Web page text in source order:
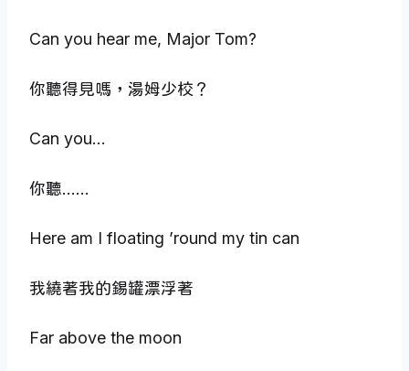
Can you hear me, Major Tom?
你聽得見嗎，湯姆少校？
Can you…
你聽……
Here am I floating ’round my tin can
我繞著我的錫罐漂浮著
Far above the moon